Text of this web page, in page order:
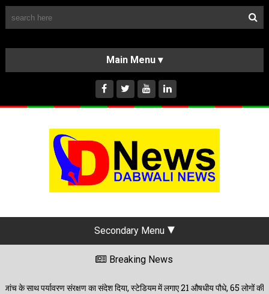
HOME
ABOUT US
INSTAGRAM
Secondary Menu
Breaking News
दिया, स्टेडियम में लगाए 21 औषधीय पौधे, 65 लोगों की शुगर बीपी व वजन की जांच